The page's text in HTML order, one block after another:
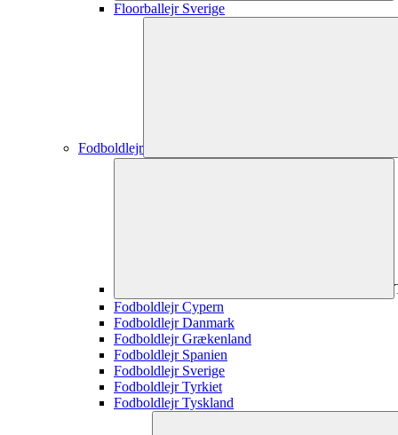
Floorballejr Sverige
Fodboldlejr
Fodboldlejr Cypern
Fodboldlejr Danmark
Fodboldlejr Grækenland
Fodboldlejr Spanien
Fodboldlejr Sverige
Fodboldlejr Tyrkiet
Fodboldlejr Tyskland